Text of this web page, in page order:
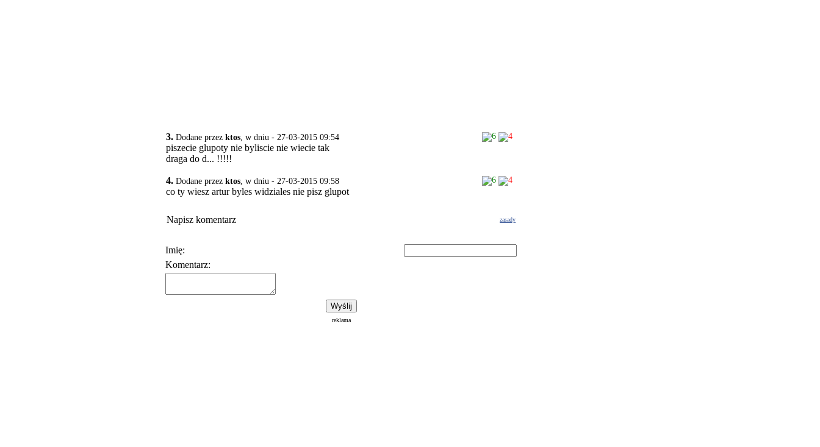
3. Dodane przez ktos, w dniu - 27-03-2015 09:54 6 4
piszecie glupoty nie byliscie nie wiecie tak
draga do d... !!!!!
4. Dodane przez ktos, w dniu - 27-03-2015 09:58 6 4
co ty wiesz artur byles widziales nie pisz glupot
Napisz komentarz zasady
Imię:
Komentarz:
reklama